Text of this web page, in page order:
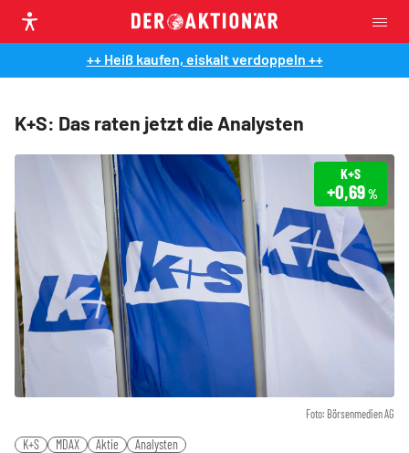
++ Heiß kaufen, eiskalt verdoppeln ++
K+S: Das raten jetzt die Analysten
Foto: Börsenmedien AG
K+S
+0,69%
K+S MDAX Aktie Analysten